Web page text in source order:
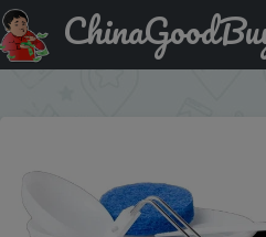
Придбати Набор посуды